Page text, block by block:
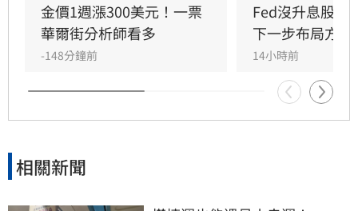
彈恐引發股市拋售。目前市場對9月升息的預期
因就業數據疲軟而降溫，但油價波動與通膨焦慮
仍是主要風險。
金價1週漲300美元！一票
華爾街分析師看多
-148分鐘前
Fed沒升息股市
下一步布局方向
14小時前
相關新聞